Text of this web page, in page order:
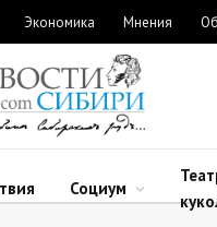
Экономика Мнения
Социум